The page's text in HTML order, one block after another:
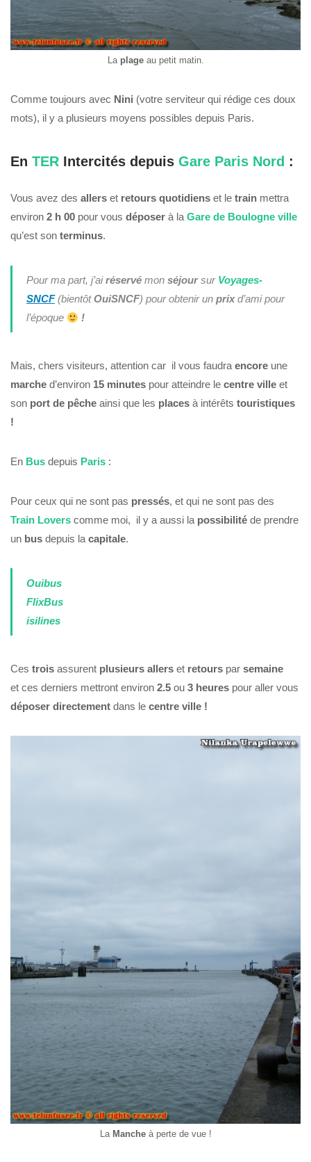
La plageau petit matin.
Comme toujours avec Nini (votre serviteur qui rédige ces doux
mots), il y a plusieurs moyens possibles depuis Paris.
En TER Intercités depuis Gare Paris Nord :
Vous avez des allers et retours quotidiens et le train mettra
environ 2 h 00 pour vous déposer à la Gare de Boulogne ville
qu’est son terminus.
Pour ma part, j’airéservémon séjoursur Voyages-
SNCF(bientôtOuiSNCF) pour obtenir un prixd’ami pour
l’époque
!
Mais, chers visiteurs, attention car il vous faudra encore une
marche d’environ 15 minutes pour atteindre le centre ville et
son port de pêche ainsi que les places à intérêts touristiques
!
En Bus depuis Paris :
Pour ceux qui ne sont pas pressés, et qui ne sont pas des
Train Lovers comme moi, il y a aussi la possibilité de prendre
un bus depuis la capitale.
Ouibus
FlixBus
isilines
Ces trois assurent plusieurs allers et retours par semaine
et ces derniers mettront environ 2.5 ou 3 heures pour aller vous
déposer directement dans le centre ville !
La Mancheà perte de vue !